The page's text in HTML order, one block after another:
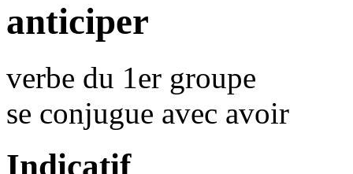
anticiper
verbe du 1er groupe
se conjugue avec avoir
Indicatif